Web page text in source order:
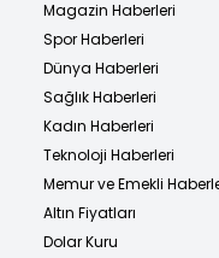
Magazin Haberleri
Spor Haberleri
Dünya Haberleri
Sağlık Haberleri
Kadın Haberleri
Teknoloji Haberleri
Memur ve Emekli
Altın Fiyatları
Dolar Kuru